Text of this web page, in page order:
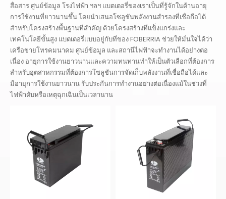
สื่อสาร ศูนย์ข้อมูล โรงไฟฟ้า ฯลฯ แบตเตอรี่ของเราเป็นที่รู้จักในด้านอายุ
การใช้งานที่ยาวนานขึ้น โดยนำเสนอโซลูชันพลังงานสำรองที่เชื่อถือได้
สำหรับโครงสร้างพื้นฐานที่สำคัญ ด้วยโครงสร้างที่แข็งแกร่งและ
เทคโนโลยีขั้นสูง แบตเตอรี่แบบอยู่กับที่ของ FOBERRIA ช่วยให้มั่นใจได้ว่า
เครือข่ายโทรคมนาคม ศูนย์ข้อมูล และสถานีไฟฟ้าจะทำงานได้อย่างต่อ
เนื่อง อายุการใช้งานยาวนานและความทนทานทำให้เป็นตัวเลือกที่ต้องการ
สำหรับอุตสาหกรรมที่ต้องการโซลูชันการจัดเก็บพลังงานที่เชื่อถือได้และ
มีอายุการใช้งานยาวนาน รับประกันการทำงานอย่างต่อเนื่องแม้ในช่วงที่
ไฟฟ้าดับหรือเหตุฉุกเฉินเป็นเวลานาน